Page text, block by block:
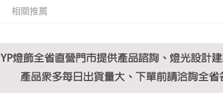
相關推薦